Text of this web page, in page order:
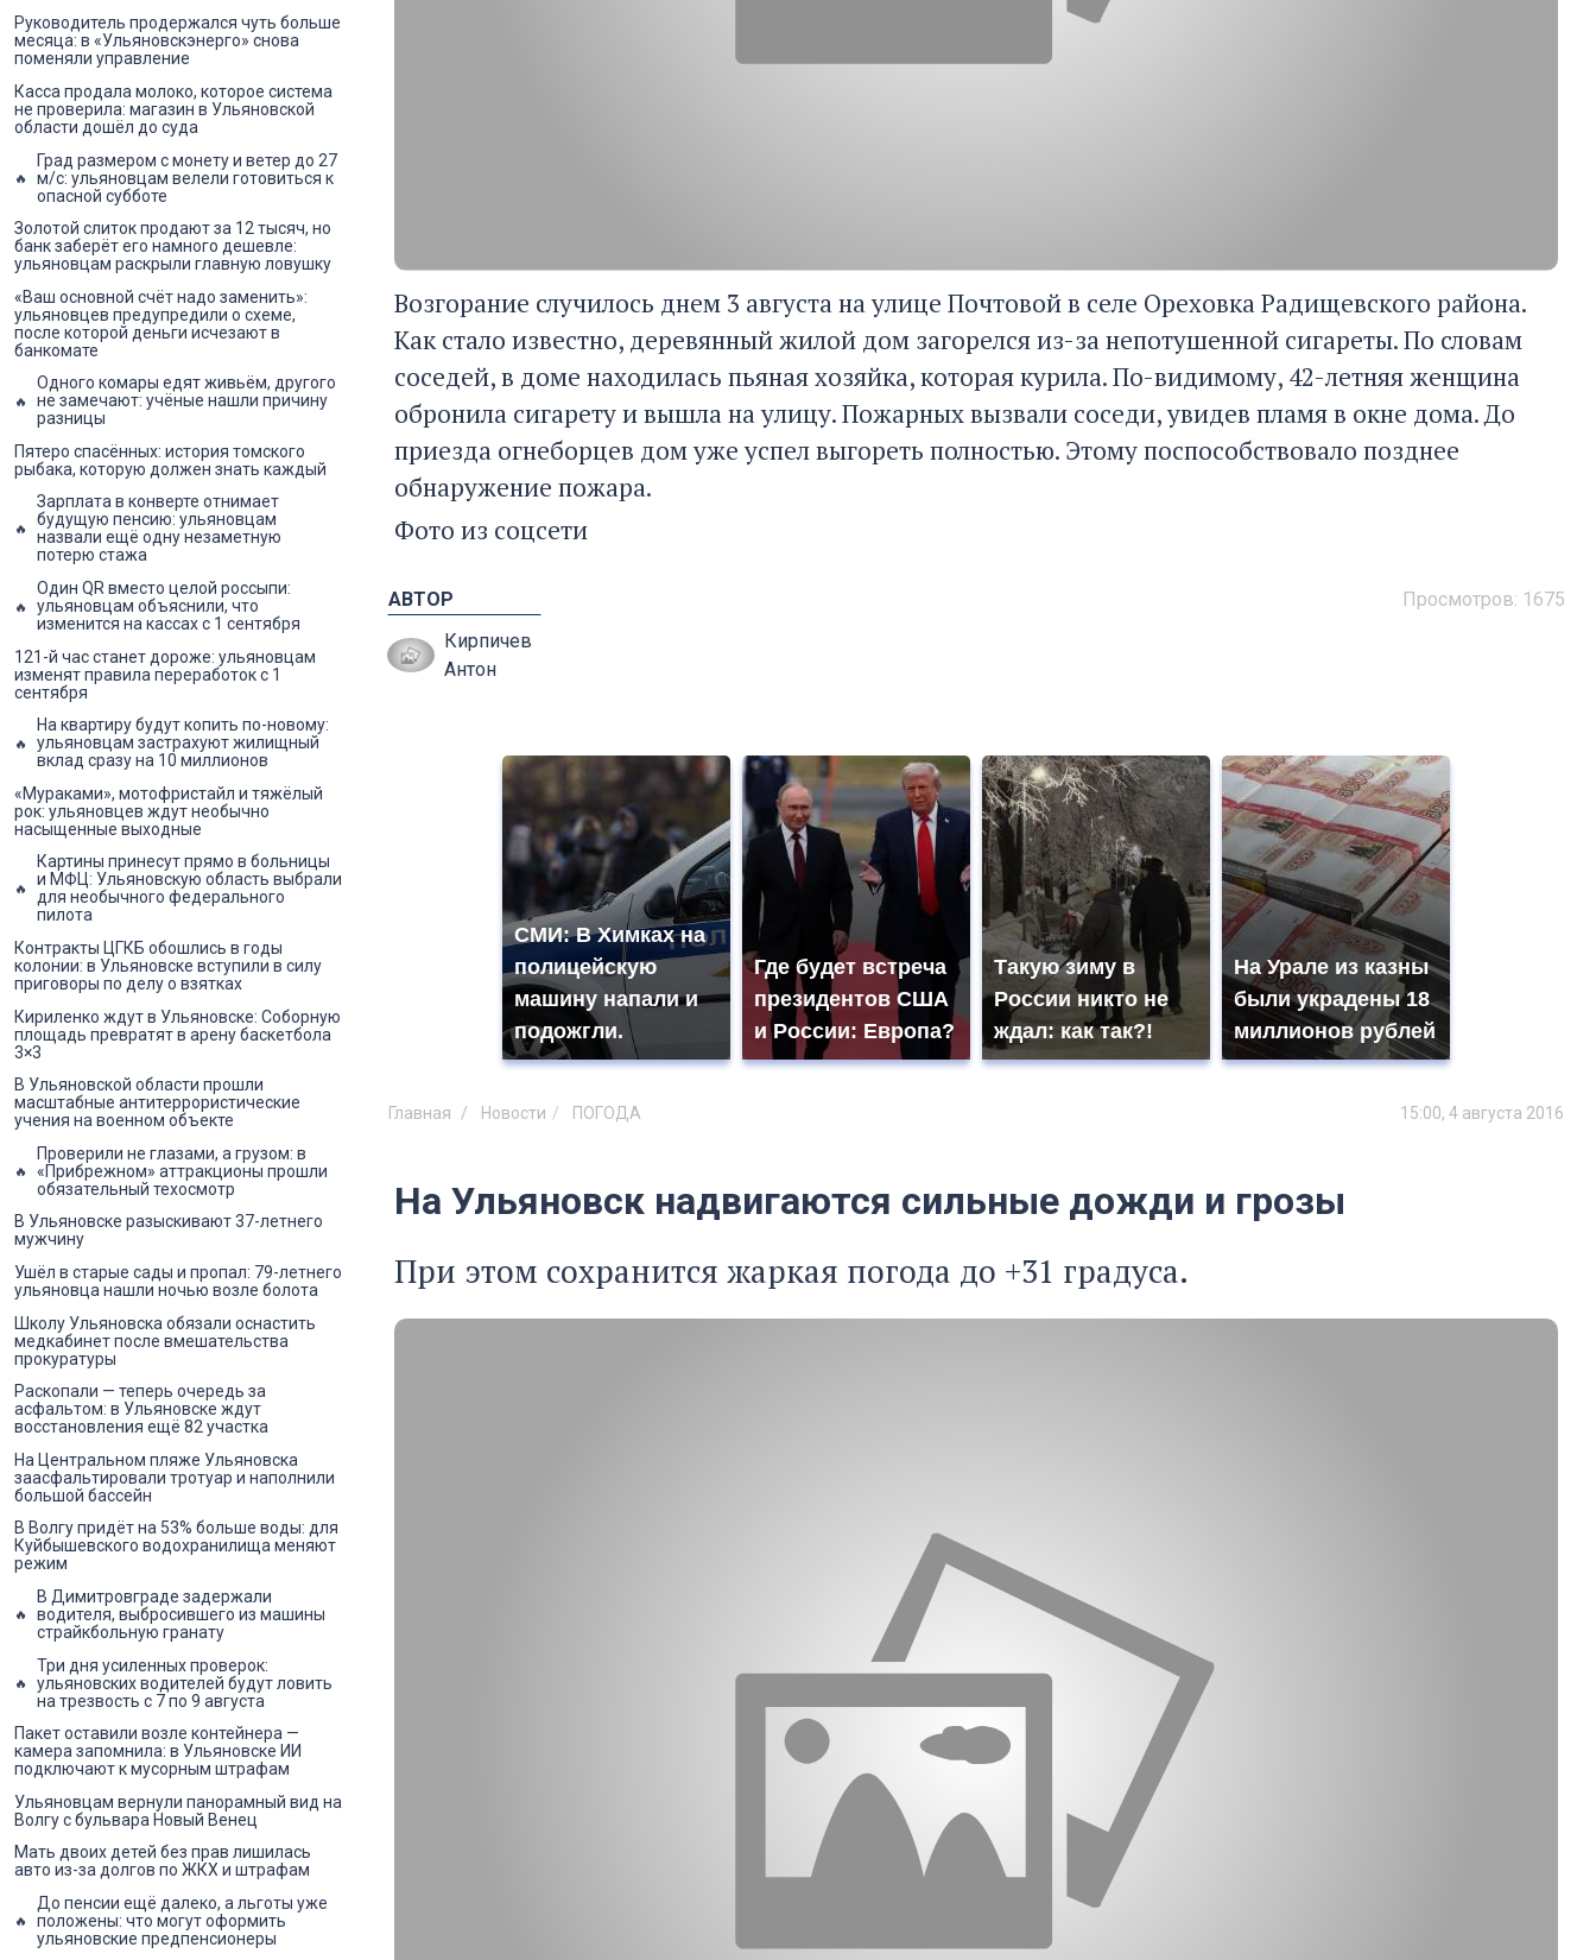
Возгорание случилось днем 3 августа на улице Почтовой в селе Ореховка Радищевского района.
Как стало известно, деревянный жилой дом загорелся из-за непотушенной сигареты. По словам
соседей, в доме находилась пьяная хозяйка, которая курила. По-видимому, 42-летняя женщина
обронила сигарету и вышла на улицу. Пожарных вызвали соседи, увидев пламя в окне дома. До
приезда огнеборцев дом уже успел выгореть полностью. Этому поспособствовало позднее
обнаружение пожара.
Фото из соцсети
Просмотров: 1675
АВТОР
Кирпичев
Антон
СМИ: В Химках на
полицейскую
машину напали и
подожгли.
Где будет встреча
президентов США
и России: Европа?
Такую зиму в
России никто не
ждал: как так?!
На Урале из казны
были украдены 18
миллионов рублей
Главная Новости ПОГОДА 15:00, 4 августа 2016
На Ульяновск надвигаются сильные дожди и грозы
При этом сохранится жаркая погода до +31 градуса.
Руководитель продержался чуть больше
месяца: в «Ульяновскэнерго» снова
поменяли управление
Касса продала молоко, которое система
не проверила: магазин в Ульяновской
области дошёл до суда
Град размером с монету и ветер до 27
м/с: ульяновцам велели готовиться к
опасной субботе
Золотой слиток продают за 12 тысяч, но
банк заберёт его намного дешевле:
ульяновцам раскрыли главную ловушку
«Ваш основной счёт надо заменить»:
ульяновцев предупредили о схеме,
после которой деньги исчезают в
банкомате
Одного комары едят живьём, другого
не замечают: учёные нашли причину
разницы
Пятеро спасённых: история томского
рыбака, которую должен знать каждый
Зарплата в конверте отнимает
будущую пенсию: ульяновцам
назвали ещё одну незаметную
потерю стажа
Один QR вместо целой россыпи:
ульяновцам объяснили, что
изменится на кассах с 1 сентября
121-й час станет дороже: ульяновцам
изменят правила переработок с 1
сентября
На квартиру будут копить по-новому:
ульяновцам застрахуют жилищный
вклад сразу на 10 миллионов
«Мураками», мотофристайл и тяжёлый
рок: ульяновцев ждут необычно
насыщенные выходные
Картины принесут прямо в больницы
и МФЦ: Ульяновскую область выбрали
для необычного федерального
пилота
Контракты ЦГКБ обошлись в годы
колонии: в Ульяновске вступили в силу
приговоры по делу о взятках
Кириленко ждут в Ульяновске: Соборную
площадь превратят в арену баскетбола
3×3
В Ульяновской области прошли
масштабные антитеррористические
учения на военном объекте
Проверили не глазами, а грузом: в
«Прибрежном» аттракционы прошли
обязательный техосмотр
В Ульяновске разыскивают 37-летнего
мужчину
Ушёл в старые сады и пропал: 79-летнего
ульяновца нашли ночью возле болота
Школу Ульяновска обязали оснастить
медкабинет после вмешательства
прокуратуры
Раскопали — теперь очередь за
асфальтом: в Ульяновске ждут
восстановления ещё 82 участка
На Центральном пляже Ульяновска
заасфальтировали тротуар и наполнили
большой бассейн
В Волгу придёт на 53% больше воды: для
Куйбышевского водохранилища меняют
режим
В Димитровграде задержали
водителя, выбросившего из машины
страйкбольную гранату
Три дня усиленных проверок:
ульяновских водителей будут ловить
на трезвость с 7 по 9 августа
Пакет оставили возле контейнера —
камера запомнила: в Ульяновске ИИ
подключают к мусорным штрафам
Ульяновцам вернули панорамный вид на
Волгу с бульвара Новый Венец
Мать двоих детей без прав лишилась
авто из-за долгов по ЖКХ и штрафам
До пенсии ещё далеко, а льготы уже
положены: что могут оформить
ульяновские предпенсионеры